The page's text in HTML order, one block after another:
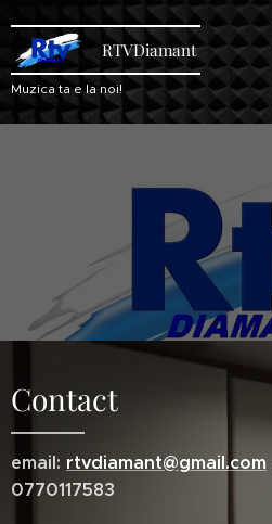
RTVDiamant
Muzica ta e la noi!
Contact
email: rtvdiamant@gmail.com
0770117583